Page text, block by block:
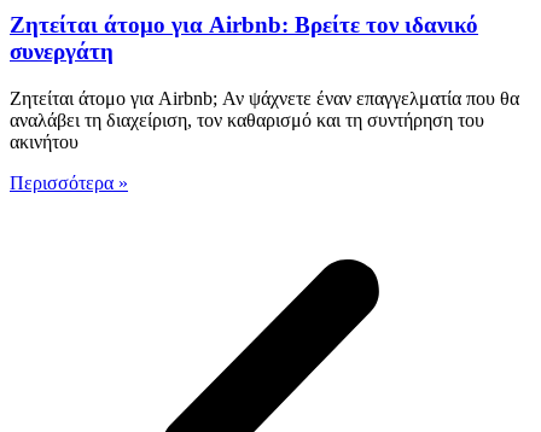
Ζητείται άτομο για Airbnb: Βρείτε τον ιδανικό
συνεργάτη
Ζητείται άτομο για Airbnb; Αν ψάχνετε έναν επαγγελματία που θα
αναλάβει τη διαχείριση, τον καθαρισμό και τη συντήρηση του
ακινήτου
Περισσότερα »